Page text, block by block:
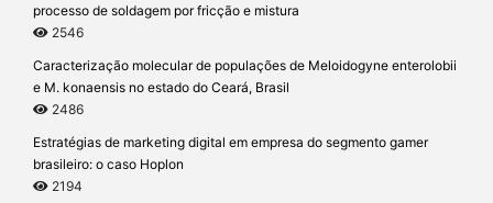
processo de soldagem por fricção e mistura
2546
Caracterização molecular de populações de Meloidogyne enterolobii
e M. konaensis no estado do Ceará, Brasil
2486
Estratégias de marketing digital em empresa do segmento gamer
brasileiro: o caso Hoplon
2194